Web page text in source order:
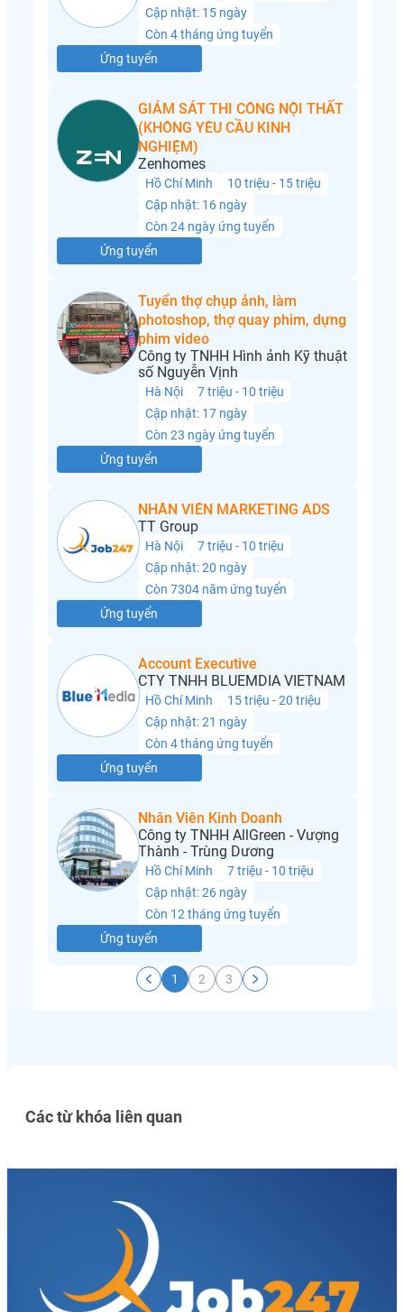
Cập nhật: 15 ngày
Còn 4 tháng ứng tuyển
Ứng tuyển
GIÁM SÁT THI CÔNG NỘI THẤT
(KHÔNG YÊU CẦU KINH
NGHIỆM)
Zenhomes
Hồ Chí Minh
10 triệu - 15 triệu
Cập nhật: 16 ngày
Còn 24 ngày ứng tuyển
Ứng tuyển
Tuyển thợ chụp ảnh, làm
photoshop, thợ quay phim, dựng
phim video
Công ty TNHH Hình ảnh Kỹ thuật
số Nguyễn Vịnh
Hà Nội
7 triệu - 10 triệu
Cập nhật: 17 ngày
Còn 23 ngày ứng tuyển
Ứng tuyển
NHÂN VIÊN MARKETING ADS
TT Group
Hà Nội
7 triệu - 10 triệu
Cập nhật: 20 ngày
Còn 7304 năm ứng tuyển
Ứng tuyển
Account Executive
CTY TNHH BLUEMDIA VIETNAM
Hồ Chí Minh
15 triệu - 20 triệu
Cập nhật: 21 ngày
Còn 4 tháng ứng tuyển
Ứng tuyển
Nhân Viên Kinh Doanh
Công ty TNHH AllGreen - Vượng
Thành - Trùng Dương
Hồ Chí Minh
7 triệu - 10 triệu
Cập nhật: 26 ngày
Còn 12 tháng ứng tuyển
Ứng tuyển
1 2 3
Các từ khóa liên quan